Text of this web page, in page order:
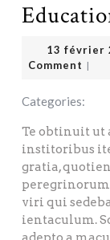
13 février
Comment |
Categories:
Te obtinuit ut
institoribus
gratia,
viri qui
ientaculum.